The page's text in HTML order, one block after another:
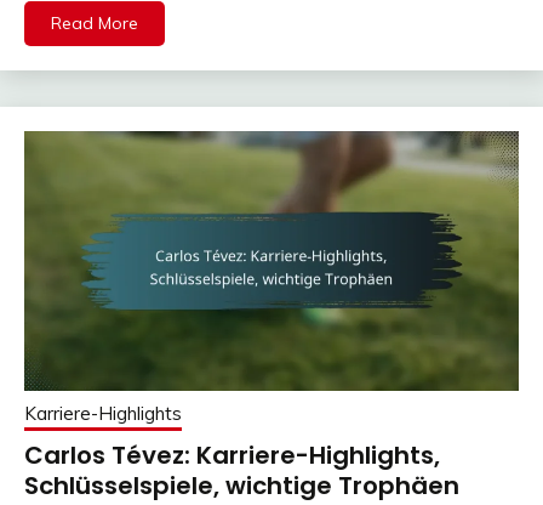
Read More
Karriere-Highlights
Carlos Tévez: Karriere-Highlights,
Schlüsselspiele, wichtige Trophäen